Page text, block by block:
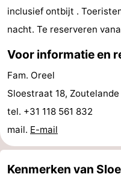
Bowlen
Wellness
centra
Dorpen
Steden
Rondleidingen
Sporten
-
Zwembaden
-
inclusief ontbijt .
nacht. Te reserveren
Voor informatie en
Fam. Oreel
Sloestraat 18, Zoutelande
tel. +31 118 561 832
mail. E-mail
Kenmerken van